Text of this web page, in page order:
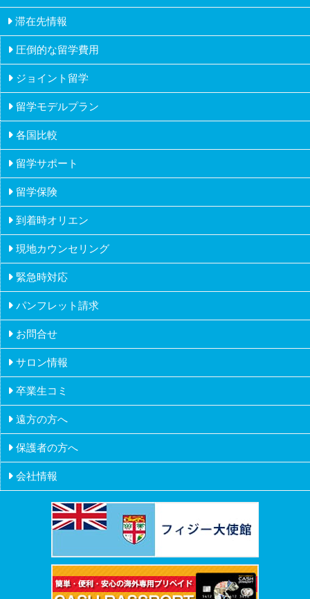
ナマカ
ラウトカ
教員とカウンセラー
カリキュラム
政府認可
課外活動
滞在先情報
ホームステイ
ドミトリーステイ
圧倒的な留学費用
ジョイント留学
留学モデルプラン
高校生の留学
大学生の留学
社会人の留学
ワーホリメーカーの留学
シニアの留学
各国比較
フィジー
オーストラリア
カナダ
マルタ
ニュージーランド
フィリピン
イギリス
アメリカ
ハワイ
留学サポート
留学保険
到着時オリエン
現地カウンセリング
緊急時対応
パンフレット請求
お問合せ
サロン情報
卒業生コミ
遠方の方へ
保護者の方へ
会社情報
会社概要
創業者挨拶